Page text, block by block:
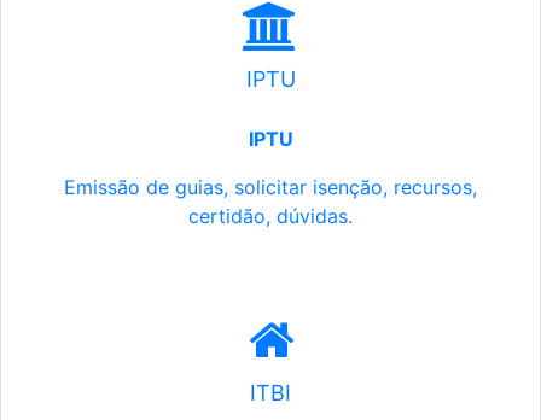
IPTU
IPTU
Emissão de guias, solicitar isenção, recursos,
certidão, dúvidas.
ITBI